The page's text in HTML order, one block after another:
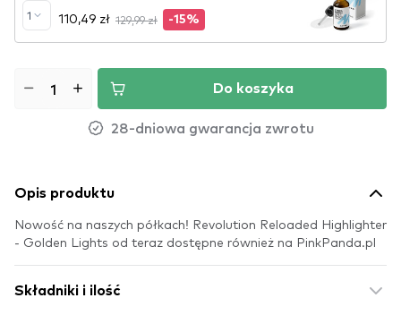
1 110,49 zł 129,99 zł -15%
Do koszyka
28-dniowa gwarancja zwrotu
Opis produktu
Nowość na naszych półkach! Revolution Reloaded Highlighter
- Golden Lights od teraz dostępne również na PinkPanda.pl
Składniki i ilość